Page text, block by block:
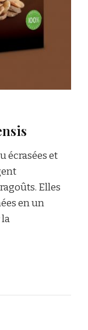
écrasées et
Elles
en un
la